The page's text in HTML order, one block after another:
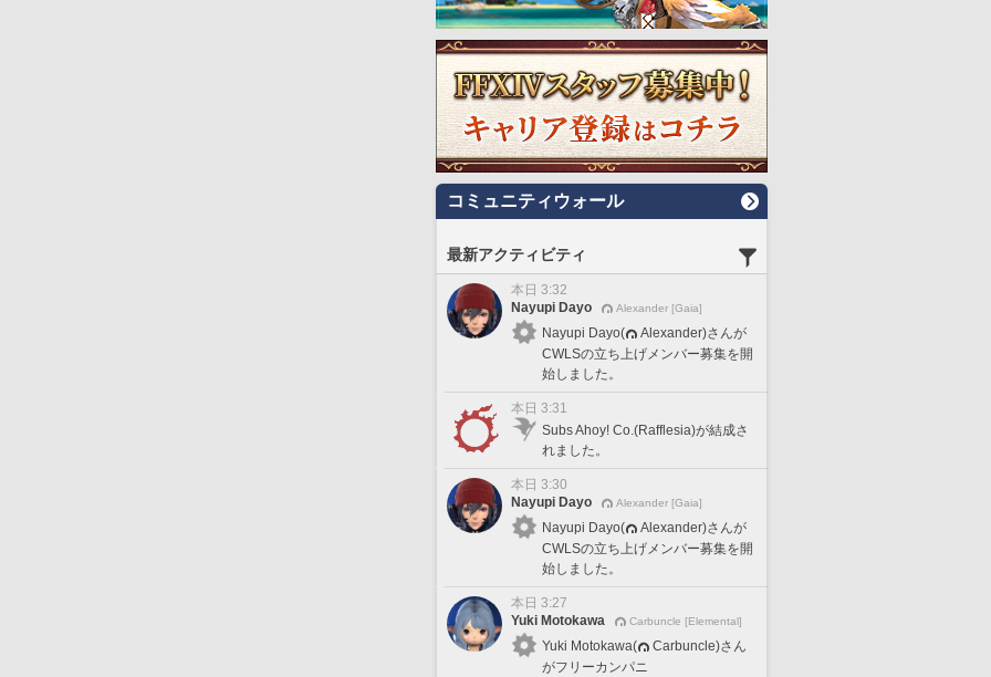
コミュニティウォール
最新アクティビティ
本日 3:32
Nayupi Dayo
Alexander [Gaia]
Nayupi Dayo(
Alexander)さんが
CWLSの立ち上げメンバー募集を開
始しました。
本日 3:31
Subs Ahoy! Co.(Rafflesia)が結成さ
れました。
本日 3:30
Nayupi Dayo
Alexander [Gaia]
Nayupi Dayo(
Alexander)さんが
CWLSの立ち上げメンバー募集を開
始しました。
本日 3:27
Yuki Motokawa
Carbuncle [Elemental]
Yuki Motokawa(
Carbuncle)さん
がフリーカンパニ